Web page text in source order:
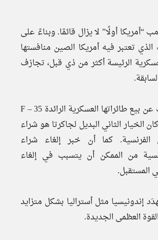
“أمريكا أولًا” لا يزال قائمًا. وبناءً على
تعتبر فيه أمريكا الصين منافستها
الرئيسة أكثر من ذي قبل، تجازف
وبعد أن امتنعت عن بيع طائراتها العسكرية الرائدة F – 35
الخيار الثاني البديل لجاكرتا هو شراء
الفرنسية. كما أن خبر إلغاء شراء
من الممكن أن يتسبب في إلغاء
المستقبل.
إندونيسيا مثل أستراليا بشكل متزايد
العظمى الجديدة.